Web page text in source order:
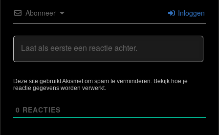
Abonneer Inloggen
Deze site gebruikt Akismet om spam te verminderen. Bekijk hoe je
reactie gegevens worden verwerkt.
0 REACTIES